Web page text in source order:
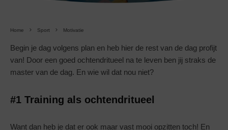
Home Sport Motivatie
Begin je dag volgens plan en heb hier de rest van de dag profijt
van! Door een goed ochtendritueel na te leven ben jij straks de
master van de dag. En wie wil dat nou niet?
#1 Training als ochtendritueel
Want dan heb je dat er ook maar vast mooi opzitten toch! En